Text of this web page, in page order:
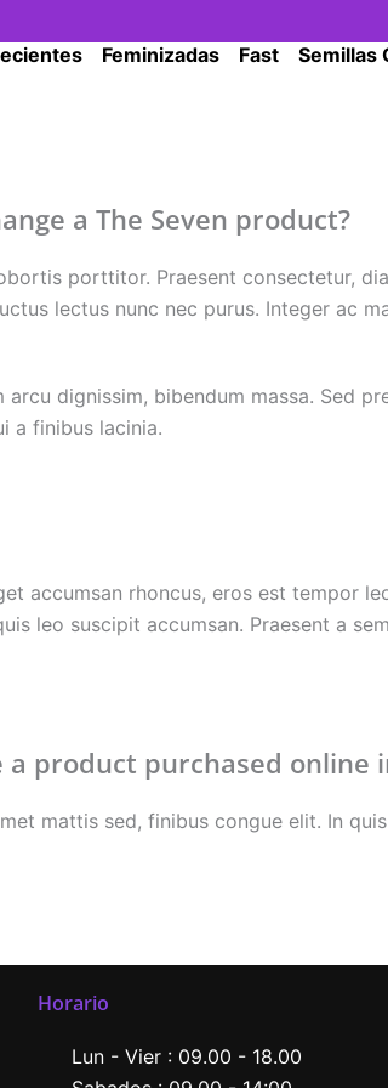
Feminizadas Fast Semillas
a The Seven product?
porttitor. Praesent consectetur,
lectus nunc nec purus. Integer ac
arcu dignissim, bibendum massa. Sed
a finibus lacinia.
accumsan rhoncus, eros est tempor
leo suscipit accumsan. Praesent a
product purchased online
mattis sed, finibus congue elit. In
Horario
Lun - Vier : 09.00 - 18.00